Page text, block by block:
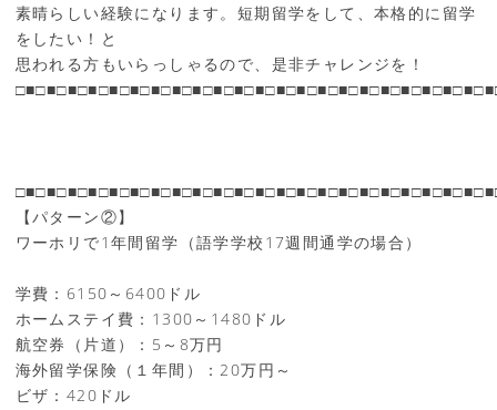
素晴らしい経験になります。短期留学をして、本格的に留学
をしたい！と
思われる方もいらっしゃるので、是非チャレンジを！
【パターン②】
ワーホリで1年間留学（語学学校17週間通学の場合）
学費：6150～6400ドル
ホームステイ費：1300～1480ドル
航空券（片道）：5～8万円
海外留学保険（１年間）：20万円～
ビザ：420ドル